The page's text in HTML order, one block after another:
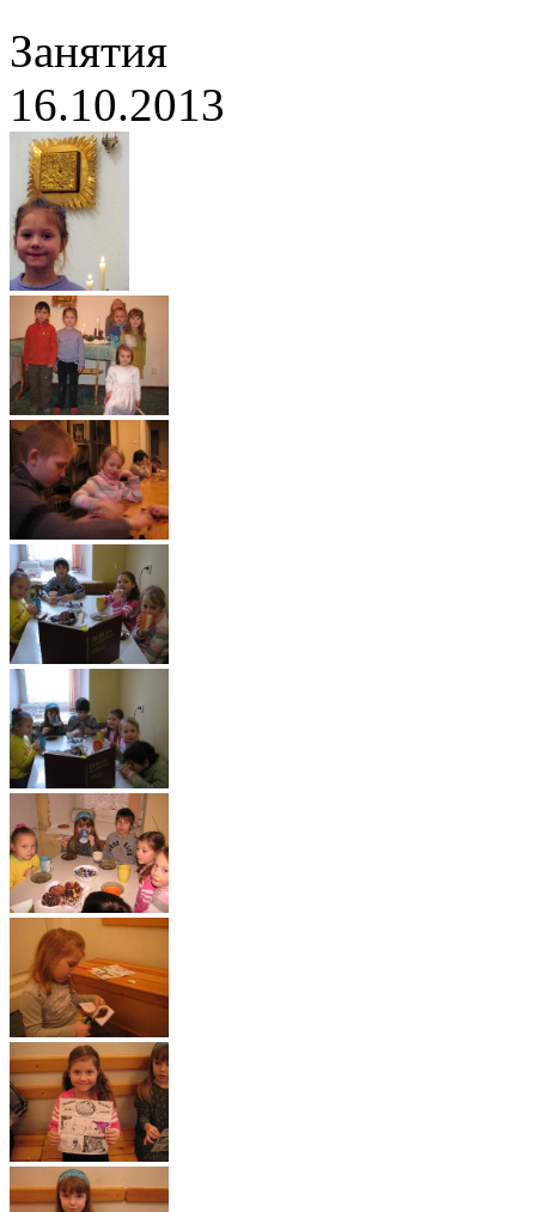
Занятия
16.10.2013